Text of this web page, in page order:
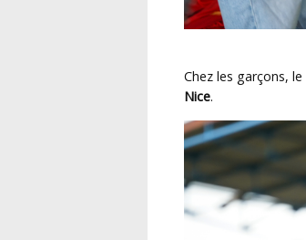
Chez les garçons, le
Nice.